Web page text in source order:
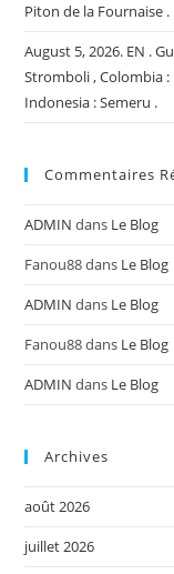
Piton de la Fournaise .
August 5, 2026. EN .
Stromboli , Colombia :
Indonesia : Semeru .
Commentaires
ADMIN dans Le Blog
Fanou88dans Le Blog
ADMIN dans Le Blog
Fanou88dans Le Blog
ADMIN dans Le Blog
Archives
août 2026
juillet 2026